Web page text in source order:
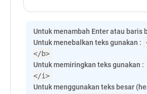
Untuk menambah Enter atau baris
Untuk menebalkan teks gunakan :
</b>
Untuk memiringkan teks gunakan :
</i>
Untuk menggunakan teks besar